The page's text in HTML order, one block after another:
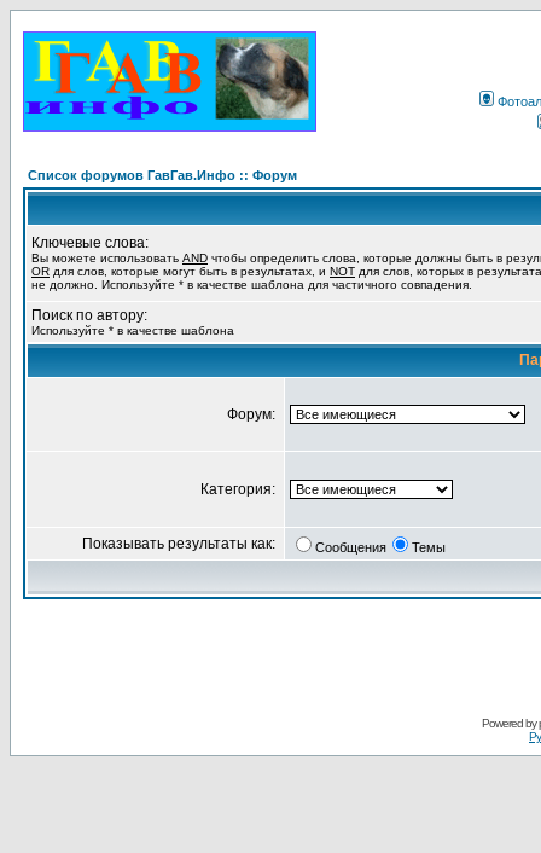
Список форумов ГавГав.Инфо :: Форум
Ключевые слова:
Вы можете использовать AND чтобы определить слова, которые должны быть в
OR для слов, которые могут быть в результатах, и NOT для слов, которых в
не должно. Используйте * в качестве шаблона для частичного совпадения.
Поиск по автору:
Используйте * в качестве шаблона
Форум:
Категория:
Показывать результаты как: Сообщения Темы
Powered by